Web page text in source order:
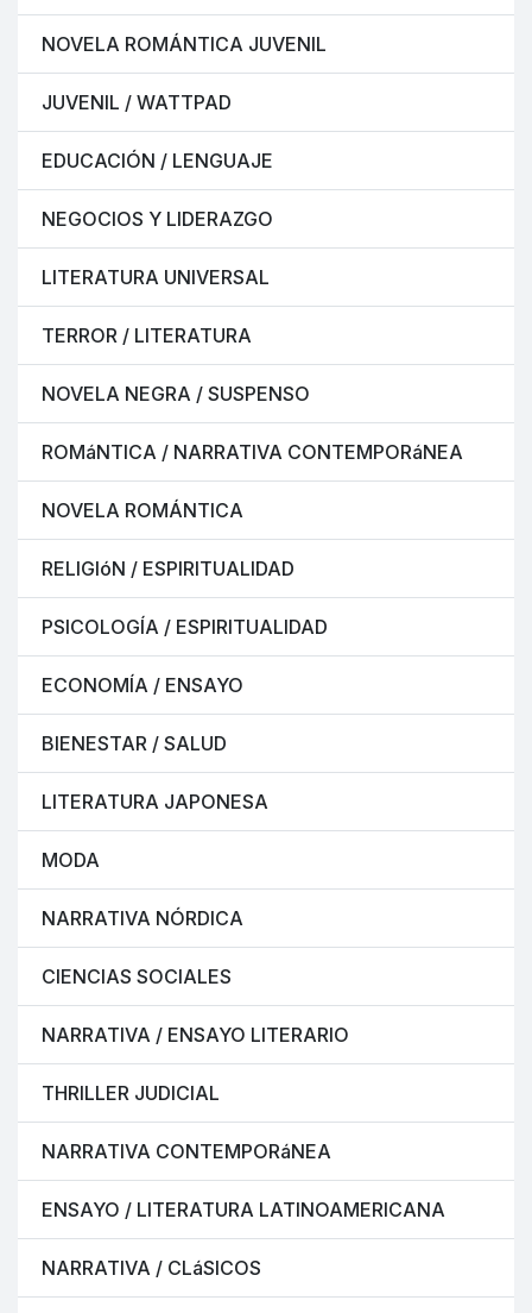
NOVELA ROMÁNTICA JUVENIL
JUVENIL / WATTPAD
EDUCACIÓN / LENGUAJE
NEGOCIOS Y LIDERAZGO
LITERATURA UNIVERSAL
TERROR / LITERATURA
NOVELA NEGRA / SUSPENSO
ROMáNTICA / NARRATIVA CONTEMPORáNEA
NOVELA ROMÁNTICA
RELIGIóN / ESPIRITUALIDAD
PSICOLOGÍA / ESPIRITUALIDAD
ECONOMÍA / ENSAYO
BIENESTAR / SALUD
LITERATURA JAPONESA
MODA
NARRATIVA NÓRDICA
CIENCIAS SOCIALES
NARRATIVA / ENSAYO LITERARIO
THRILLER JUDICIAL
NARRATIVA CONTEMPORáNEA
ENSAYO / LITERATURA LATINOAMERICANA
NARRATIVA / CLáSICOS